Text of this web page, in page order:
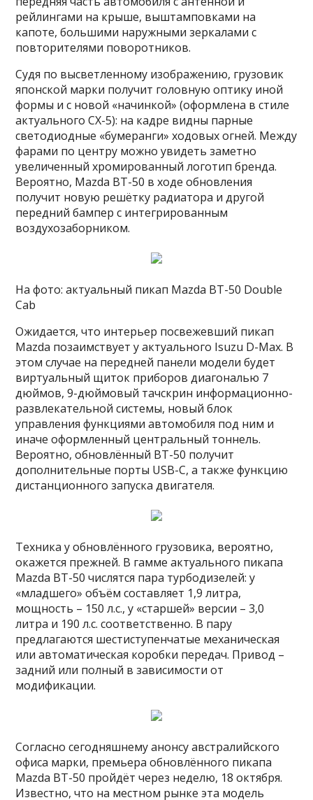
рейлингами на крыше, выштамповками на
капоте, большими наружными зеркалами с
повторителями поворотников.
Судя по высветленному изображению, грузовик
японской марки получит головную оптику иной
формы и с новой «начинкой» (оформлена в стиле
актуального CX-5): на кадре видны парные
светодиодные «бумеранги» ходовых огней. Между
фарами по центру можно увидеть заметно
увеличенный хромированный логотип бренда.
Вероятно, Mazda BT-50 в ходе обновления
получит новую решётку радиатора и другой
передний бампер с интегрированным
воздухозаборником.
На фото: актуальный пикап Mazda BT-50 Double
Cab
Ожидается, что интерьер посвежевший пикап
Mazda позаимствует у актуального Isuzu D-Max. В
этом случае на передней панели модели будет
виртуальный щиток приборов диагональю 7
дюймов, 9-дюймовый тачскрин информационно-
развлекательной системы, новый блок
управления функциями автомобиля под ним и
иначе оформленный центральный тоннель.
Вероятно, обновлённый BT-50 получит
дополнительные порты USB-C, а также функцию
дистанционного запуска двигателя.
Техника у обновлённого грузовика, вероятно,
окажется прежней. В гамме актуального пикапа
Mazda BT-50 числятся пара турбодизелей: у
«младшего» объём составляет 1,9 литра,
мощность – 150 л.с., у «старшей» версии – 3,0
литра и 190 л.с. соответственно. В пару
предлагаются шестиступенчатые механическая
или автоматическая коробки передач. Привод –
задний или полный в зависимости от
модификации.
Согласно сегодняшнему анонсу австралийского
офиса марки, премьера обновлённого пикапа
Mazda BT-50 пройдёт через неделю, 18 октября.
Известно, что на местном рынке эта модель